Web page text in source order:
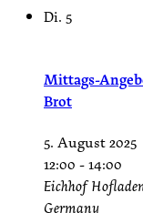
Di. 5
Mittags-
Brot
5. August 2025
12:00 -14:00
Eichhof
Germany